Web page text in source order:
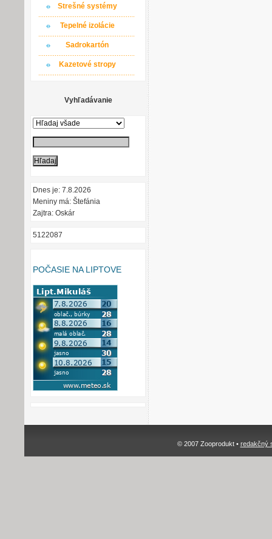
Strešné systémy
Tepelné izolácie
Sadrokartón
Kazetové stropy
Vyhľadávanie
Dnes je: 7.8.2026
Meniny má: Štefánia
Zajtra: Oskár
5122087
POČASIE NA LIPTOVE
© 2007 Zooprodukt • redakčný